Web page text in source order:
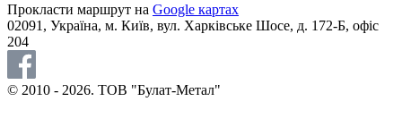
Прокласти маршрут на Google картах
02091, Україна, м. Київ, вул. Харківське Шосе, д. 172-Б, офіс
204
© 2010 - 2026. ТОВ "Булат-Метал"